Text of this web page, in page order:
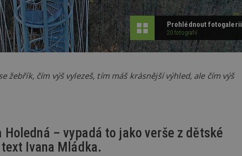
Prohlédnout fotogalerii
20 fotografií
žebřík, čím výš vylezeš, tím máš krásnější výhled, ale čím výš
Holedná – vypadá to jako verše z dětské
Ivana Mládka.